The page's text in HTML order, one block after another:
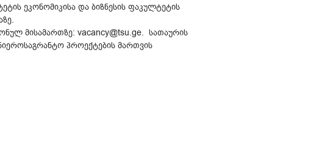
ეკონომიკისა და ბიზნესის ფაკულტეტის
მისამართზე: vacancy@tsu.ge. სათაურის
პროექტების მართვის